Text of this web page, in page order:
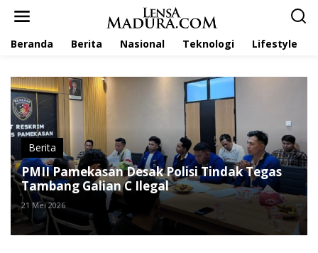
Beranda Berita Nasional Teknologi Lifestyle
Berita
PMII Pamekasan Desak Polisi Tindak Tegas
Tambang Galian C Ilegal
21 Mei 2026